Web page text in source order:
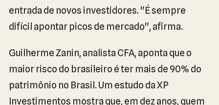
entrada de novos investidores. "É sempre
difícil apontar picos de mercado", afirma.
Guilherme Zanin, analista CFA, aponta que o
maior risco do brasileiro é ter mais de 90% do
patrimônio no Brasil. Um estudo da XP
Investimentos mostra que, em dez anos, quem